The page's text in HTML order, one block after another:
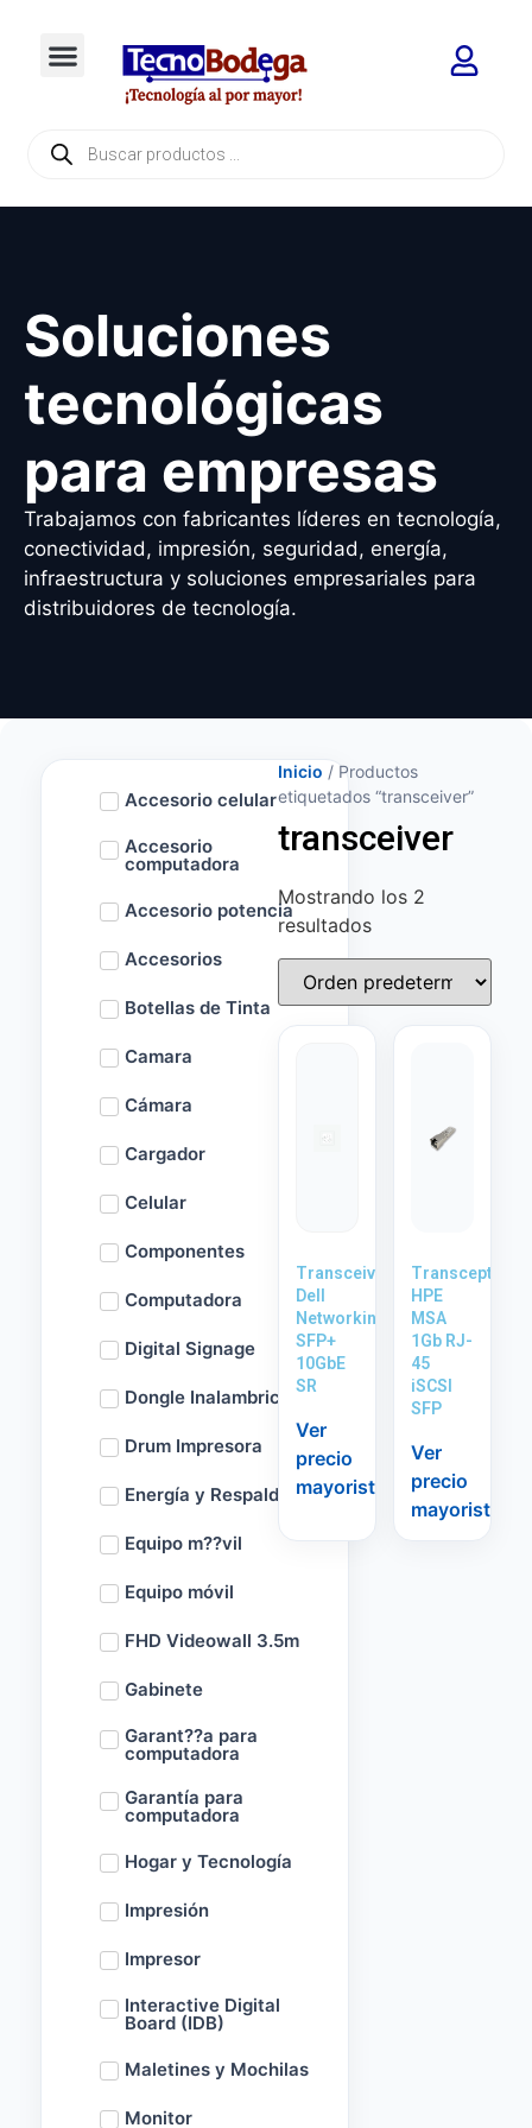
Soluciones
tecnológicas
para empresas
Trabajamos con fabricantes líderes en tecnología,
conectividad, impresión, seguridad, energía,
infraestructura y soluciones empresariales para
distribuidores de tecnología.
Accesorio celular
Accesorio
computadora
Accesorio potencia
Accesorios
Botellas de Tinta
Camara
Cámara
Cargador
Celular
Componentes
Computadora
Digital Signage
Dongle Inalambrico
Drum Impresora
Energía y Respaldo
Equipo m??vil
Equipo móvil
FHD Videowall 3.5m
Gabinete
Garant??a para
computadora
Garantía para
computadora
Hogar y Tecnología
Impresión
Impresor
Interactive Digital
Board (IDB)
Maletines y Mochilas
Monitor
Inicio / Productos
etiquetados “transceiver”
transceiver
Mostrando los 2
resultados
Transceiver
Dell
Networking
SFP+
10GbE
SR
Ver
precio
mayorista
Transceptor
HPE
MSA
1Gb RJ-
45
iSCSI
SFP
Ver
precio
mayorista